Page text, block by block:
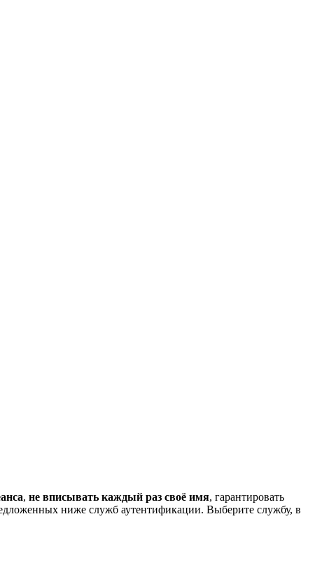
, не вписывать каждый раз своё имя, гарантировать
ниже служб аутентификации. Выберите службу, в